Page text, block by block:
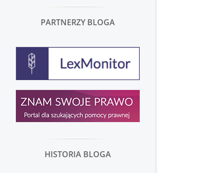
PARTNERZY BLOGA
HISTORIA BLOGA